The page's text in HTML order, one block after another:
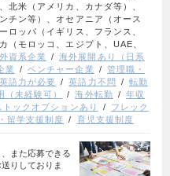
北米（アメリカ、カナダ等）、
チン等）、オセアニア（オース
ロッパ（イギリス、フランス、
（モロッコ、エジプト、UAE、
外資系企業
海外展開あり（日系
業 ベンチャー企業
管理職・
英語力が必要 英語力不問
転勤
（未経験可） 海外転勤
年収
トックオプションあり
フレック
留学支援制度 育児支援制度
また応募できる
りしておりま